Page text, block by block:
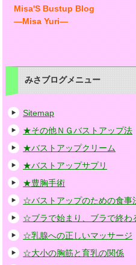
Misa'S Bustup Blog
―Misa Yuri―
みさブログメニュー
Sitemap
★その他ＮＧバストアップ法
★バストアップクリーム
★バストアップサプリ
★豊胸手術
☆バストアップのための食事
☆ブラで始まり、ブラで終わ
☆乳腺への正しいマッサージ
☆大小の胸筋と育乳の関係